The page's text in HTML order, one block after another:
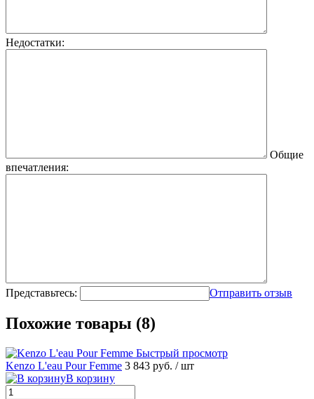
Недостатки:
Общие
впечатления:
Представьтесь: Отправить отзыв
Похожие товары (8)
Быстрый просмотр
Kenzo L'eau Pour Femme 3 843 руб. / шт
В корзину